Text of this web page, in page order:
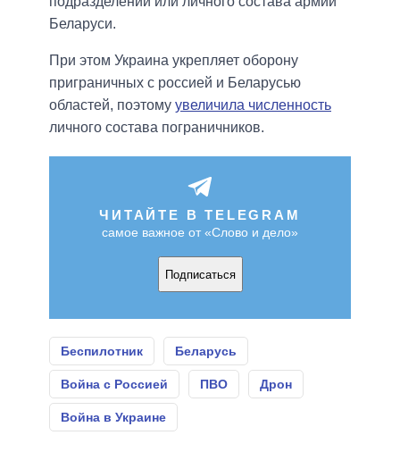
Беларуси.
При этом Украина укрепляет оборону
приграничных с россией и Беларусью
областей, поэтому увеличила численность
личного состава пограничников.
ЧИТАЙТЕ В TELEGRAM
самое важное от «Слово и дело»
Подписаться
Беспилотник Беларусь
Война с Россией ПВО Дрон
Война в Украине